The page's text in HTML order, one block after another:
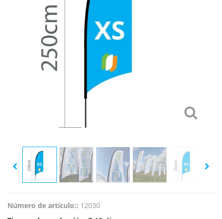
Número de artículo:: 12030